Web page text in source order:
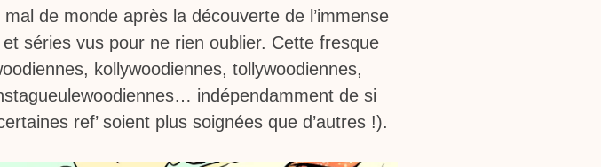
a
b
d
de monde après la découverte de l’immense
séries vus pour ne rien oublier. Cette fresque
kollywoodiennes, tollywoodiennes,
indépendamment de si
ref’ soient plus soignées que d’autres !).